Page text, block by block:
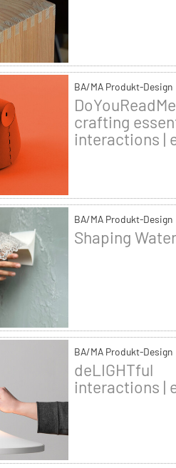
BA/MA Produkt-Design
crafting
interactions |
BA/MA Produkt-Design
Shaping
BA/MA Produkt-Design
deLIGHTful
interactions |